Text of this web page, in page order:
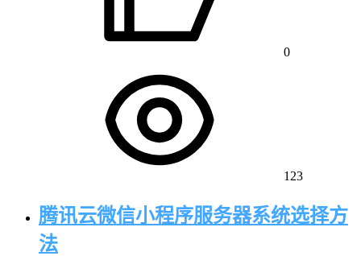
0
123
腾讯云微信小程序服务器系统选择方
法